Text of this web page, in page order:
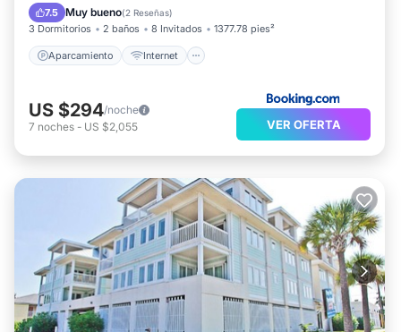
7.5 Muy bueno(2 Reseñas)
3 Dormitorios 2 baños 8 Invitados 1377.78 pies²
Aparcamiento Internet
Apto para niños
US $294/noche
7 noches - US $2,055 VER OFERTA